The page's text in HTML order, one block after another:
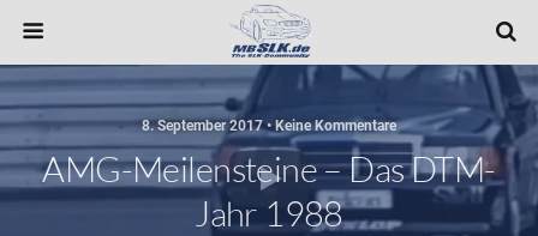
8. September 2017 • Keine Kommentare
AMG-Meilensteine – Das DTM-
Jahr 1988